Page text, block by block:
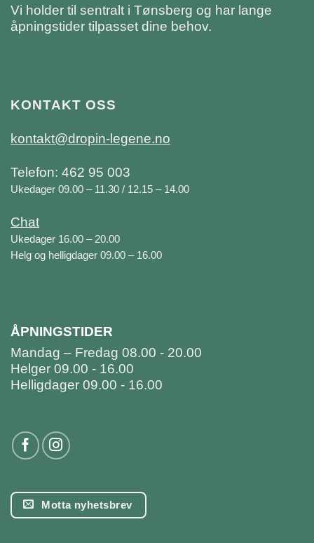
Vi holder til sentralt i Tønsberg og har lange
åpningstider tilpasset dine behov.
KONTAKT OSS
kontakt@dropin-legene.no
Telefon: 462 95 003
Ukedager 09.00 – 11.30 / 12.15 – 14.00
Chat
Ukedager 16.00 – 20.00
Helg og helligdager 09.00 – 16.00
ÅPNINGSTIDER
Mandag – Fredag 08.00 - 20.00
Helger 09.00 - 16.00
Helligdager 09.00 - 16.00
Motta nyhetsbrev